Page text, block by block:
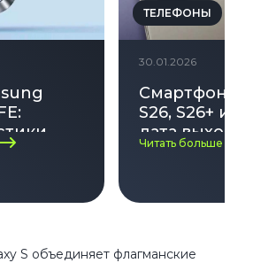
и цена
ТЕЛЕФОНЫ
30.01.2026
Смартфон
S26, S26+ и
дата выхода,
Читать больше
S объединяет флагманские